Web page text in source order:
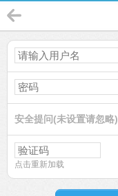
安全提问(未设置请忽略)
点击重新加载